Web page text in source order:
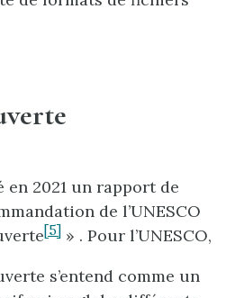
en 2021 un rapport de
de l’UNESCO
[5] » . Pour l’UNESCO,
s’entend comme un